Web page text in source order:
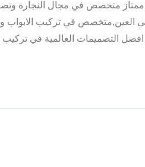
ممتاز متخصص في مجال النجارة
في تركيب الابواب
افضل التصميمات العالمية في تركيب